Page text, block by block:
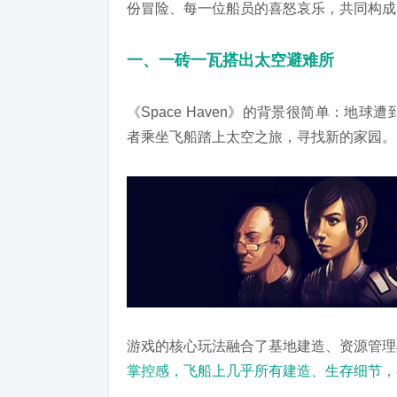
份冒险、每一位船员的喜怒哀乐，共同构
一、一砖一瓦搭出太空避难所
《Space Haven》的背景很简单：地球
者乘坐飞船踏上太空之旅，寻找新的家园。
游戏的核心玩法融合了基地建造、资源管
掌控感，飞船上几乎所有建造、生存细节